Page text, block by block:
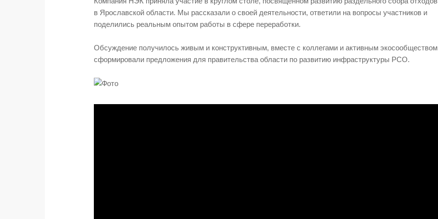
фармацевтической
продукции
Лабораторные отходы
Промышленные отходы
Текстильные отходы
Химические отходы
Реабилитация
Сервис
Строительство
в Ярославской области. Мы рассказали о своей деятельности, ответили на вопросы участников и
поделились реальным опытом работы в сфере переработки.
Обсуждение получилось живым и конструктивным, вместе с коллегами и активным
сформировали предложения для правительства области по развитию инфраструктуры РСО.